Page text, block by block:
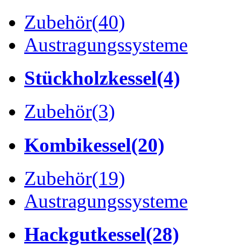
Zubehör(40)
Austragungssysteme
Stückholzkessel(4)
Zubehör(3)
Kombikessel(20)
Zubehör(19)
Austragungssysteme
Hackgutkessel(28)